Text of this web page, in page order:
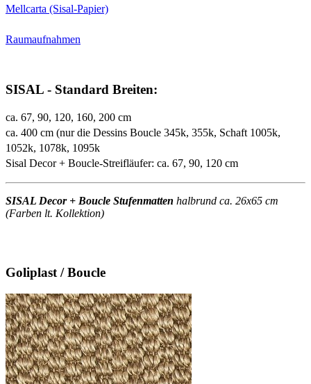
Mellcarta (Sisal-Papier)
Raumaufnahmen
SISAL - Standard Breiten:
ca. 67, 90, 120, 160, 200 cm
ca. 400 cm (nur die Dessins Boucle 345k, 355k, Schaft 1005k,
1052k, 1078k, 1095k
Sisal Decor + Boucle-Streifläufer: ca. 67, 90, 120 cm
SISAL Decor + Boucle Stufenmatten halbrund ca. 26x65 cm
(Farben lt. Kollektion)
Goliplast / Boucle